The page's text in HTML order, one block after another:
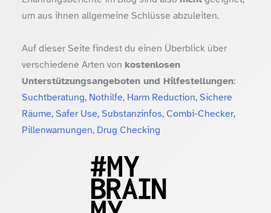
um aus ihnen allgemeine Schlüsse abzuleiten.
Auf dieser Seite findest du einen Überblick über
verschiedene Arten von kostenlosen
Unterstützungsangeboten und Hilfestellungen:
Suchtberatung, Nothilfe, Harm Reduction, Sichere
Räume, Safer Use, Substanzinfos, Combi-Checker,
Pillenwarnungen, Drug Checking